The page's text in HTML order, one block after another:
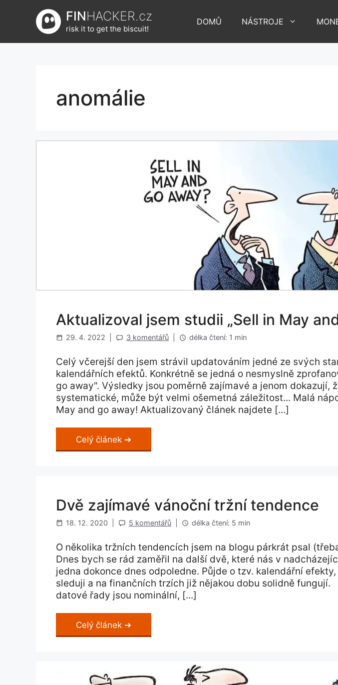
FINHACKER.cz
risk it to get the biscuit!
DOMŮ NÁSTROJE
anomálie
Aktualizoval jsem studii „Sell in May
29. 4. 2022 3 komentářů délka čtení: 1 min
Celý včerejší den jsem strávil updatováním jedné ze svých
kalendářních efektů. Konkrétně se jedná o nesmyslně
go away". Výsledky jsou poměrně zajímavé a jenom dokazují,
systematické, může být velmi ošemetná záležitost... Malá
May and go away! Aktualizovaný článek najdete [...]
Celý článek
Dvě zajímavé vánoční tržní tendence
18. 12. 2020 5 komentářů délka čtení: 5 min
O několika tržních tendencích jsem na blogu párkrát psal
Dnes bych se rád zaměřil na další dvě, které nás v
jedna dokonce dnes odpoledne. Půjde o tzv. kalendářní
sleduji a na finančních trzích již nějakou dobu solidně fungují.
datové řady jsou nominální, [...]
Celý článek